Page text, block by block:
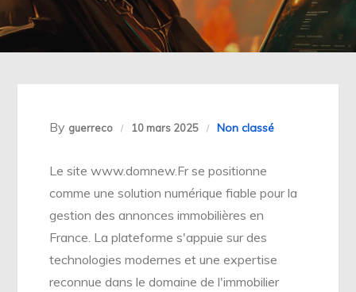
By guerreco 10 mars 2025 Non classé
Le site www.domnew.Fr se positionne
comme une solution numérique fiable pour la
gestion des annonces immobilières en
France. La plateforme s'appuie sur des
technologies modernes et une expertise
reconnue dans le domaine de l'immobilier